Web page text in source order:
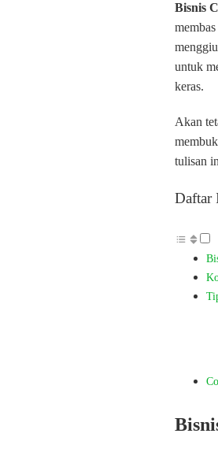
Bisnis
untuk
keras.
Akan
tulisan
Daftar